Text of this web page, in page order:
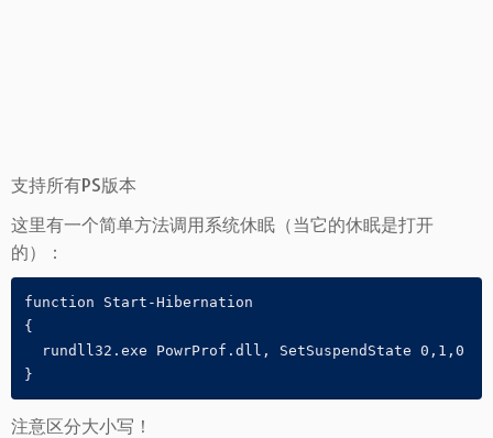
支持所有PS版本
这里有一个简单方法调用系统休眠（当它的休眠是打开
的）：
function Start-Hibernation
{
  rundll32.exe PowrProf.dll, SetSuspendState 0,1,0
}
注意区分大小写！